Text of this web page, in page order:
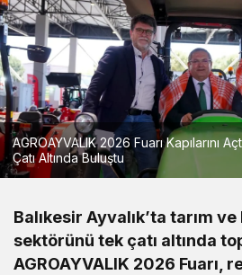
AGROAYVALIK 2026 Fuarı Kapılarını
Çatı Altında Buluştu
Balıkesir Ayvalık’ta tarım ve
sektörünü tek çatı altında
AGROAYVALIK 2026 Fuarı,